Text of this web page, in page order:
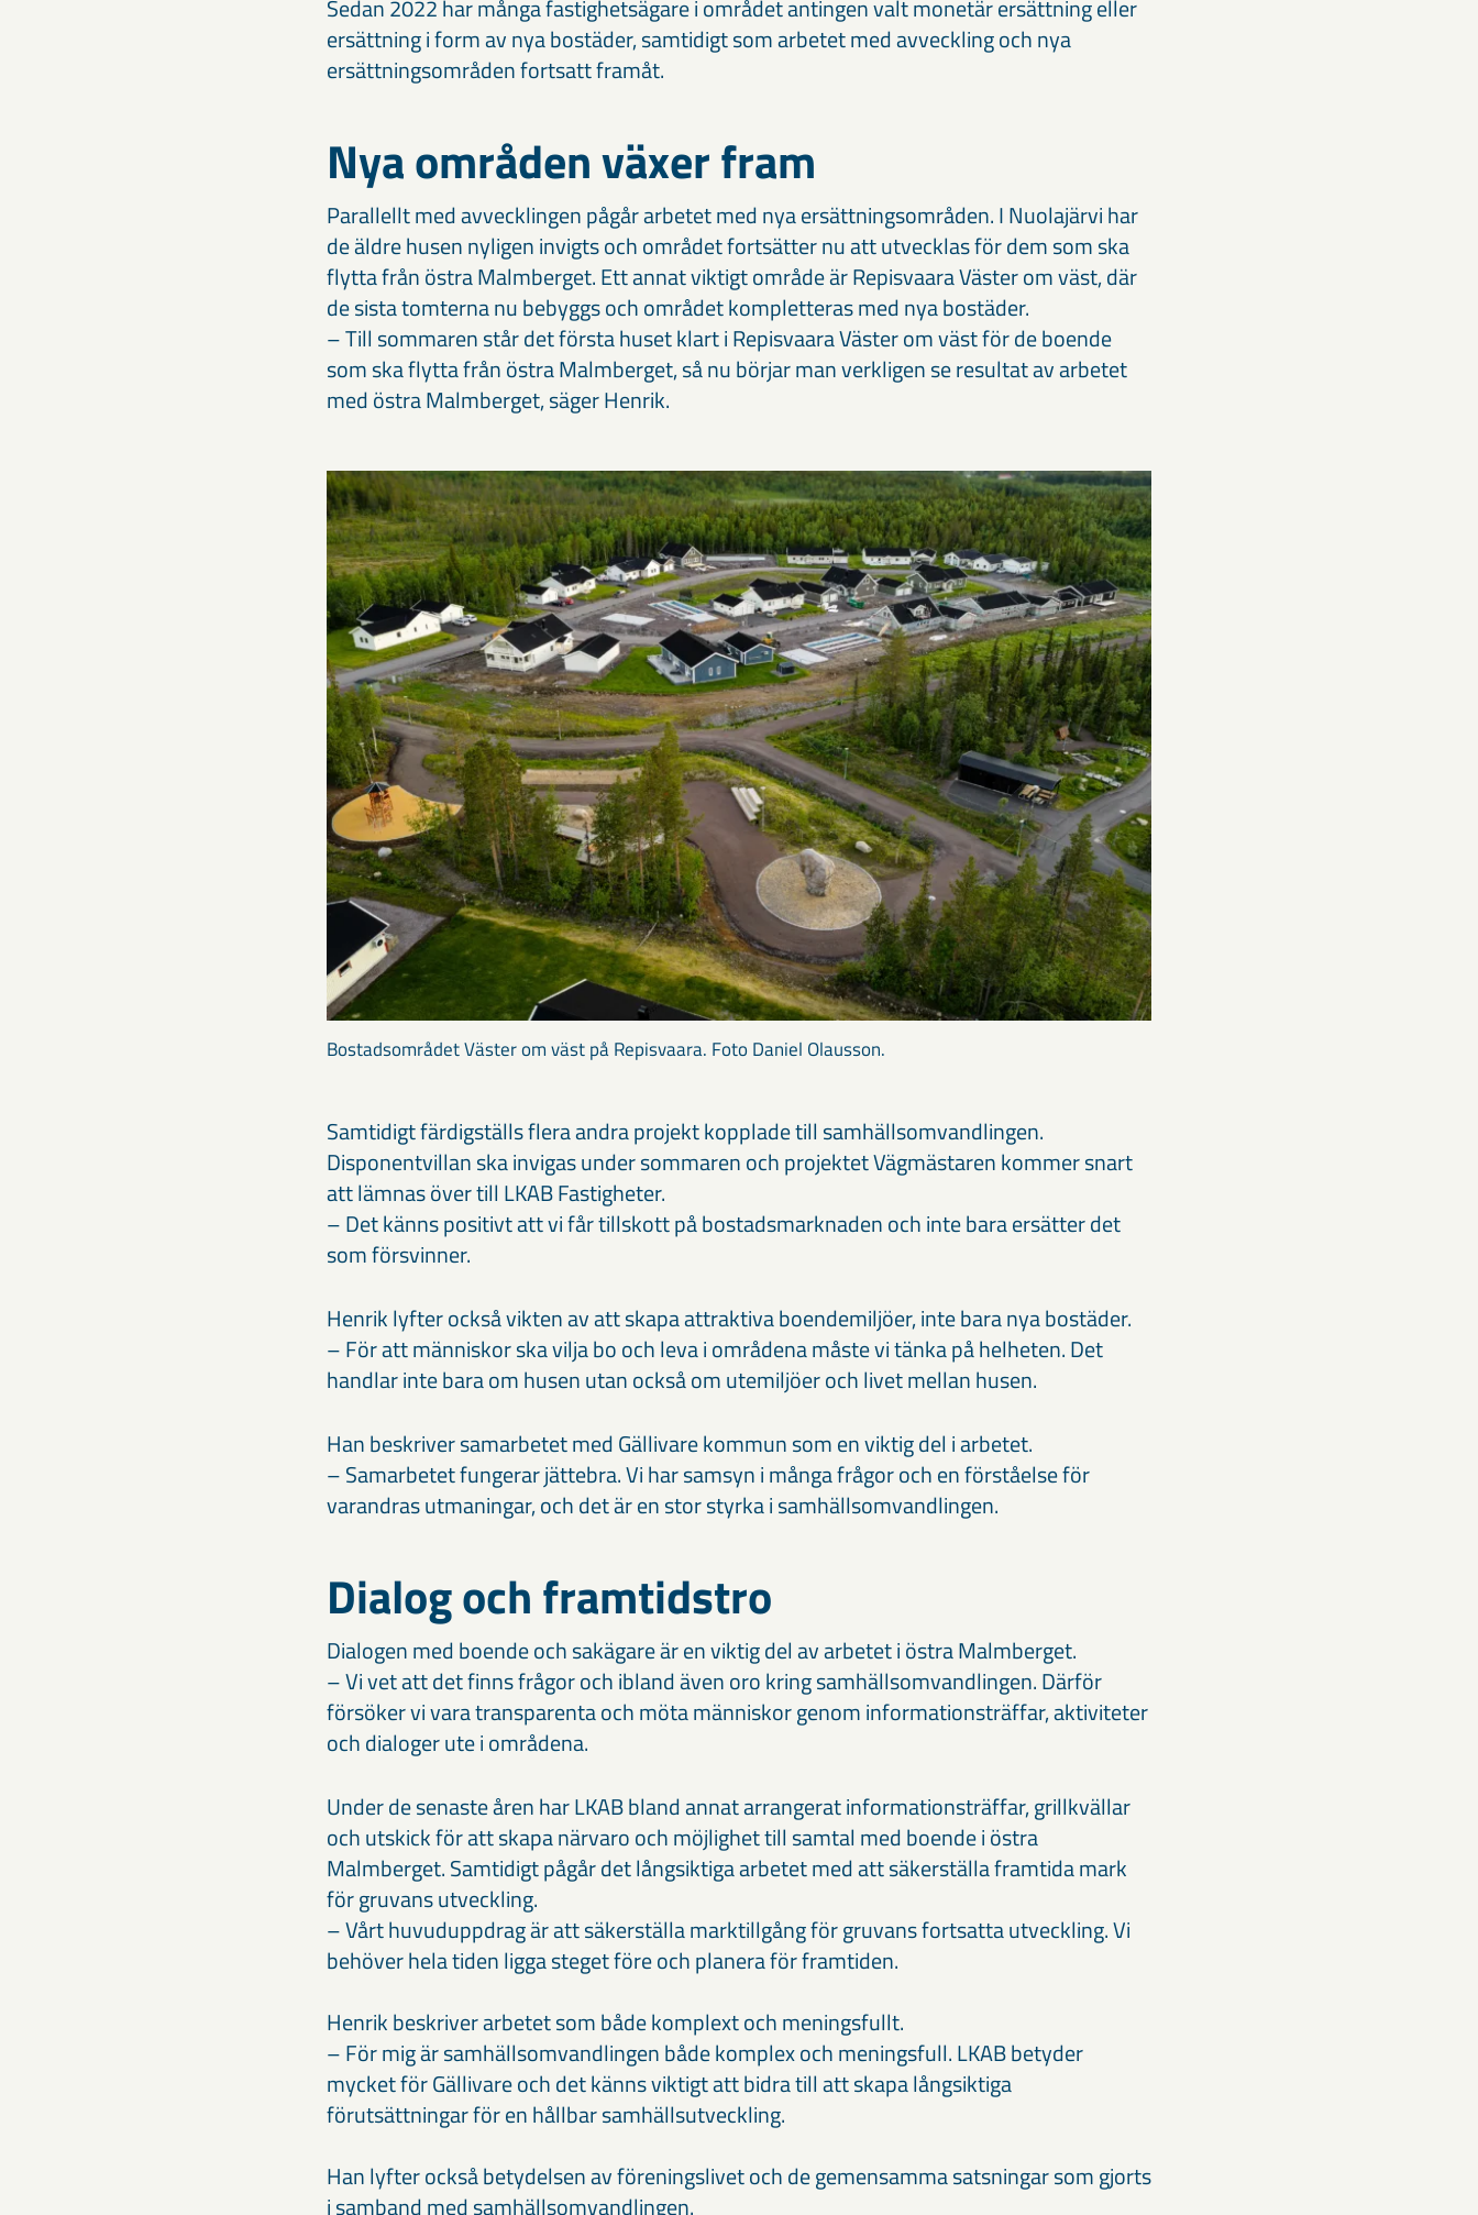
Sedan 2022 har många fastighetsägare i området antingen valt monetär ersättning eller
ersättning i form av nya bostäder, samtidigt som arbetet med avveckling och nya
ersättningsområden fortsatt framåt.
Nya områden växer fram
Parallellt med avvecklingen pågår arbetet med nya ersättningsområden. I Nuolajärvi har
de äldre husen nyligen invigts och området fortsätter nu att utvecklas för dem som ska
flytta från östra Malmberget. Ett annat viktigt område är Repisvaara Väster om väst, där
de sista tomterna nu bebyggs och området kompletteras med nya bostäder.
– Till sommaren står det första huset klart i Repisvaara Väster om väst för de boende
som ska flytta från östra Malmberget, så nu börjar man verkligen se resultat av arbetet
med östra Malmberget, säger Henrik.
Bostadsområdet Väster om väst på Repisvaara. Foto Daniel Olausson.
Samtidigt färdigställs flera andra projekt kopplade till samhällsomvandlingen.
Disponentvillan ska invigas under sommaren och projektet Vägmästaren kommer snart
att lämnas över till LKAB Fastigheter.
– Det känns positivt att vi får tillskott på bostadsmarknaden och inte bara ersätter det
som försvinner.
Henrik lyfter också vikten av att skapa attraktiva boendemiljöer, inte bara nya bostäder.
– För att människor ska vilja bo och leva i områdena måste vi tänka på helheten. Det
handlar inte bara om husen utan också om utemiljöer och livet mellan husen.
Han beskriver samarbetet med Gällivare kommun som en viktig del i arbetet.
– Samarbetet fungerar jättebra. Vi har samsyn i många frågor och en förståelse för
varandras utmaningar, och det är en stor styrka i samhällsomvandlingen.
Dialog och framtidstro
Dialogen med boende och sakägare är en viktig del av arbetet i östra Malmberget.
– Vi vet att det finns frågor och ibland även oro kring samhällsomvandlingen. Därför
försöker vi vara transparenta och möta människor genom informationsträffar, aktiviteter
och dialoger ute i områdena.
Under de senaste åren har LKAB bland annat arrangerat informationsträffar, grillkvällar
och utskick för att skapa närvaro och möjlighet till samtal med boende i östra
Malmberget. Samtidigt pågår det långsiktiga arbetet med att säkerställa framtida mark
för gruvans utveckling.
– Vårt huvuduppdrag är att säkerställa marktillgång för gruvans fortsatta utveckling. Vi
behöver hela tiden ligga steget före och planera för framtiden.
Henrik beskriver arbetet som både komplext och meningsfullt.
– För mig är samhällsomvandlingen både komplex och meningsfull. LKAB betyder
mycket för Gällivare och det känns viktigt att bidra till att skapa långsiktiga
förutsättningar för en hållbar samhällsutveckling.
Han lyfter också betydelsen av föreningslivet och de gemensamma satsningar som gjorts
i samband med samhällsomvandlingen.